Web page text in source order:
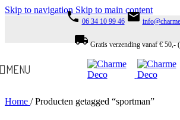
Skip to navigation Skip to main content
phone 06 34 10 99 46 email
local_shipping Gratis verzending vanaf € 50,-
MENU
Home / Producten getagged “sportman”